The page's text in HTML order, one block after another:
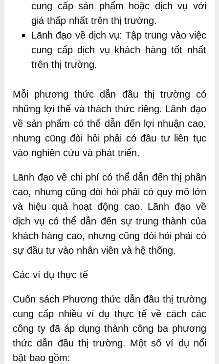
cung cấp sản phẩm hoặc dịch vụ với
giá thấp nhất trên thị trường.
Lãnh đạo về dịch vụ: Tập trung vào việc
cung cấp dịch vụ khách hàng tốt nhất
trên thị trường.
Mỗi phương thức dẫn đầu thị trường có
những lợi thế và thách thức riêng. Lãnh đạo
về sản phẩm có thể dẫn đến lợi nhuận cao,
nhưng cũng đòi hỏi phải có đầu tư liên tục
vào nghiên cứu và phát triển.
Lãnh đạo về chi phí có thể dẫn đến thị phần
cao, nhưng cũng đòi hỏi phải có quy mô lớn
và hiệu quả hoạt động cao. Lãnh đạo về
dịch vụ có thể dẫn đến sự trung thành của
khách hàng cao, nhưng cũng đòi hỏi phải có
sự đầu tư vào nhân viên và hệ thống.
Các ví dụ thực tế
Cuốn sách Phương thức dẫn đầu thị trường
cung cấp nhiều ví dụ thực tế về cách các
công ty đã áp dụng thành công ba phương
thức dẫn đầu thị trường. Một số ví dụ nổi
bật bao gồm: